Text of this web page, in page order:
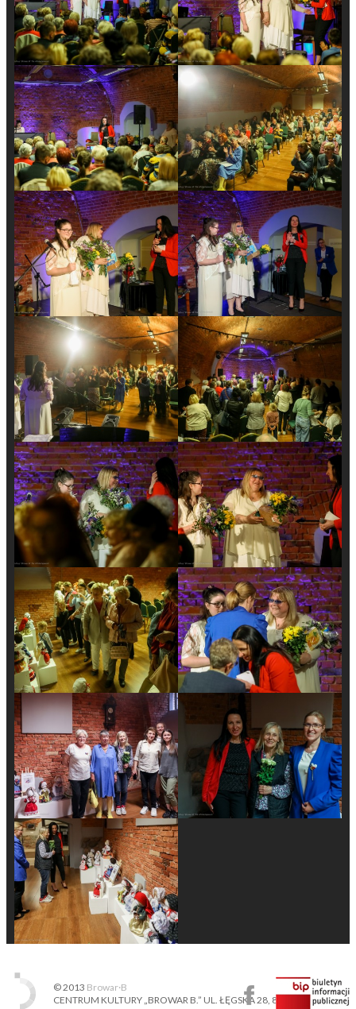
© 2013 Browar·B
CENTRUM KULTURY „BROWAR B.” UL. ŁĘGSKA 28, 87-800